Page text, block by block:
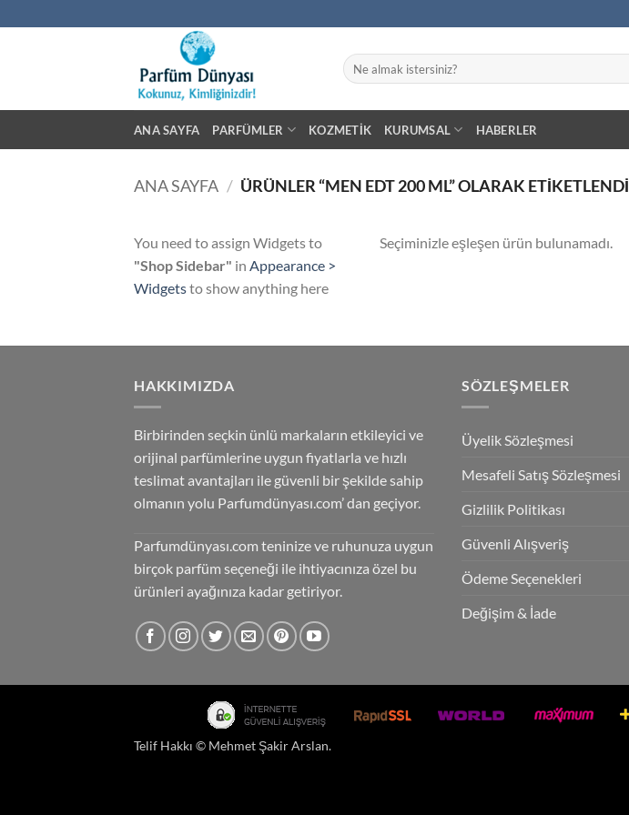
atla
Ara:
ANA SAYFA PARFÜMLER KOZMETIK KURUMSAL HABERLER
ANA SAYFA / ÜRÜNLER “MEN EDT 200 ML” OLARAK ETIKETLENDI
You need to assign Widgets to
"Shop Sidebar" in Appearance >
Widgetsto show anything here
Seçiminizle eşleşen ürün bulunamadı.
HAKKIMIZDA
Birbirinden seçkin ünlü markaların etkileyici ve
orijinal parfümlerine uygun fiyatlarla ve hızlı
teslimat avantajları ile güvenli bir şekilde sahip
olmanın yolu Parfumdünyası.com’ dan geçiyor.
Parfumdünyası.com teninize ve ruhunuza uygun
birçok parfüm seçeneği ile ihtiyacınıza özel bu
ürünleri ayağınıza kadar getiriyor.
SÖZLEŞMELER
Üyelik Sözleşmesi
Mesafeli Satış Sözleşmesi
Gizlilik Politikası
Güvenli Alışveriş
Ödeme Seçenekleri
Değişim & İade
Telif Hakkı © Mehmet Şakir Arslan.